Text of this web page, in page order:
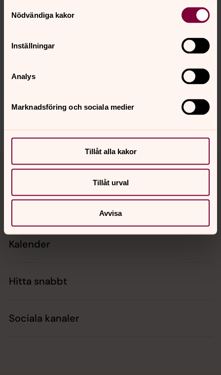
Nödvändiga kakor
Inställningar
Analys
Marknadsföring och sociala medier
Tillåt alla kakor
Tillåt urval
Avvisa
Senast ändrad 9 januari 2026
innehåll?
Dela
Kalender
Hitta snabbt
Sociala kanaler